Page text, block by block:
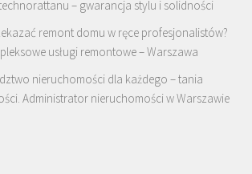
– gwarancja stylu i solidności
remont domu w ręce profesjonalistów?
usługi remontowe – Warszawa
nieruchomości dla każdego – tania
Administrator nieruchomości w Warszawie